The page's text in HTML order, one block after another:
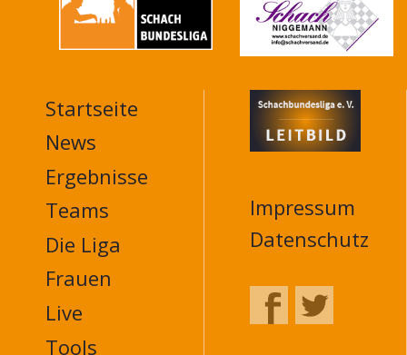
MAIN
NAVIGATION
FOOTER
Startseite
News
Ergebnisse
Teams
Die Liga
Frauen
Live
Tools
Impressum
Datenschutz